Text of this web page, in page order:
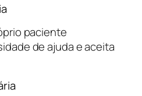
paciente
de ajuda e aceita